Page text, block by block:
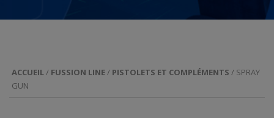
ACCUEIL / FUSSION LINE / PISTOLETS ET COMPLÉMENTS / SPRAY
GUN